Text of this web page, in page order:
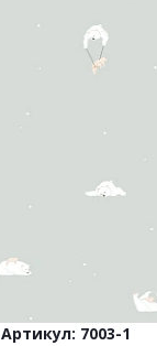
Артикул: 7003-1